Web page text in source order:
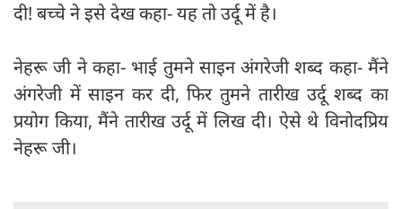
दी! बच्चे ने इसे देख कहा- यह तो उर्दू में है।
नेहरू जी ने कहा- भाई तुमने साइन अंगरेजी शब्द कहा- मैंने
अंगरेजी में साइन कर दी, फिर तुमने तारीख उर्दू शब्द का
प्रयोग किया, मैंने तारीख उर्दू में लिख दी। ऐसे थे विनोदप्रिय
नेहरू जी।